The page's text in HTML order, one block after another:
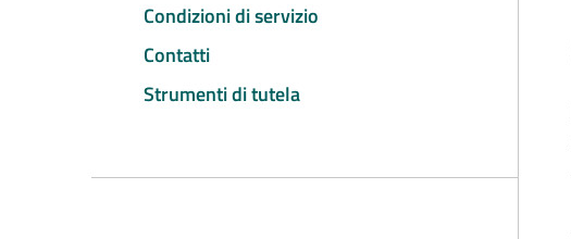
Condizioni di servizio
Contatti
Strumenti di tutela